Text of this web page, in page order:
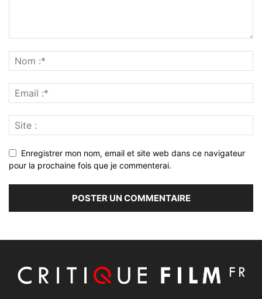
Enregistrer mon nom, email et site web dans ce navigateur
pour la prochaine fois que je commenterai.